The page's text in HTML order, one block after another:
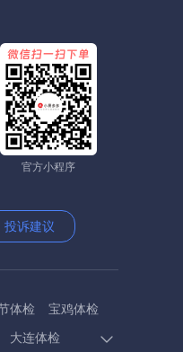
官方小程序
投诉建议
体检
宝鸡体检
大连体检